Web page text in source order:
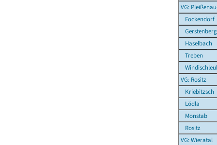
VG:
Fockendorf
Gerstenberg
Haselbach
Treben
VG: Rositz
Kriebitzsch
Lödla
Monstab
Rositz
VG: Wieratal